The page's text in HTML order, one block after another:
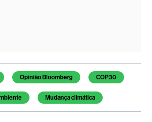
Opinião Bloomberg COP30
Mudança climática